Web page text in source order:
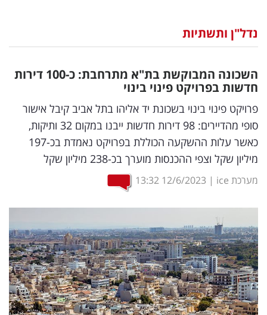
וצרכנות
דיגיטל
וטק
שיווק
ופרסום
משפט
מדדים
ומחקרים
דעות
רכילות
עסקית
נדל"ן ותשתיות
השכונה המבוקשת בת"א מתרחבת: כ-100 דירות
חדשות בפרויקט פינוי בינוי
פרויקט פינוי בינוי בשכונת יד אליהו בתל אביב קיבל אישור
סופי מהדיירים: 98 דירות חדשות ייבנו במקום 32 ותיקות,
כאשר עלות ההשקעה הכוללת בפרויקט נאמדת בכ-197
מיליון שקל וצפי ההכנסות מוערך בכ-238 מיליון שקל
מערכת ice |
12/6/2023
13:32